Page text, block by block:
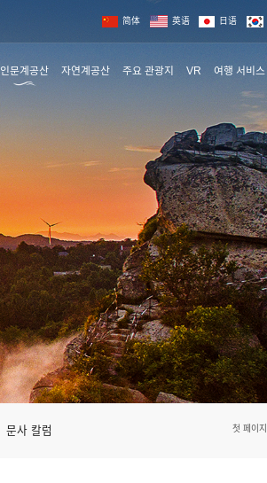
简体 英语 日语
인문계공산 자연계공산 주요 관광지 VR 여행 서비스
첫 페이지
문사 칼럼